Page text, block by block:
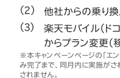
他社からの乗り換
楽天モバイル（ド
からプラン変更（
※本キャンペーンページの「エ
み完了まで、同月内に実施がさ
されません。